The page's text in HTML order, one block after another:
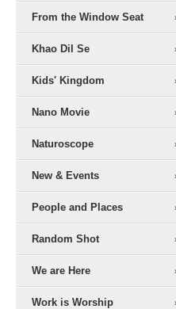
From the Window Seat
Khao Dil Se
Kids' Kingdom
Nano Movie
Naturoscope
New & Events
People and Places
Random Shot
We are Here
Work is Worship